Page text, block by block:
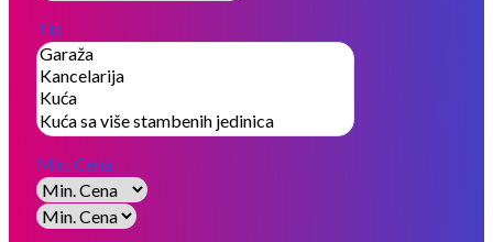
Tip
Min. Cena